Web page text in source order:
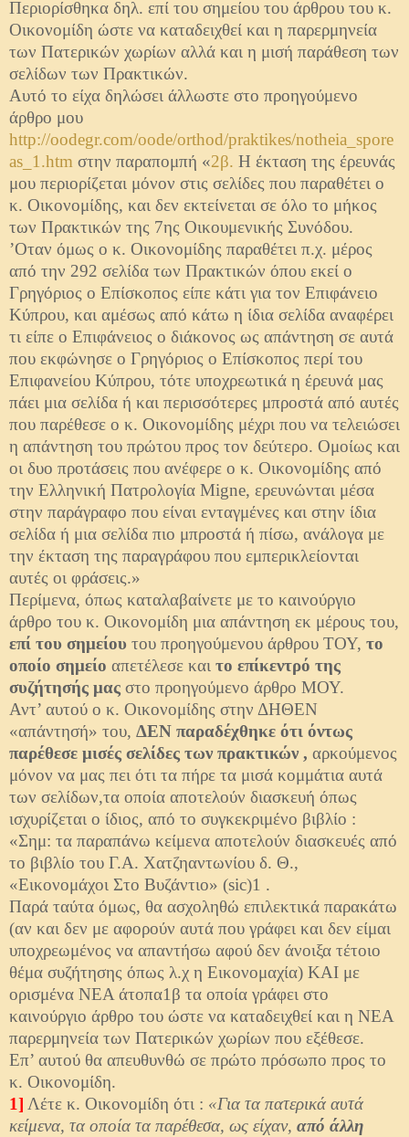
Περιορίσθηκα δηλ. επί του σημείου του άρθρου του κ.
Οικονομίδη ώστε να καταδειχθεί και η παρερμηνεία
των Πατερικών χωρίων αλλά και η μισή παράθεση των
σελίδων των Πρακτικών.
Αυτό το είχα δηλώσει άλλωστε στο προηγούμενο
άρθρο μου
http://oodegr.com/oode/orthod/praktikes/notheia_spore
as_1.htm στην παραπομπή «2β. Η έκταση της έρευνάς
μου περιορίζεται μόνον στις σελίδες που παραθέτει ο
κ. Οικονομίδης, και δεν εκτείνεται σε όλο το μήκος
των Πρακτικών της 7ης Οικουμενικής Συνόδου.
’Οταν όμως ο κ. Οικονομίδης παραθέτει π.χ. μέρος
από την 292 σελίδα των Πρακτικών όπου εκεί ο
Γρηγόριος ο Επίσκοπος είπε κάτι για τον Επιφάνειο
Κύπρου, και αμέσως από κάτω η ίδια σελίδα αναφέρει
τι είπε ο Επιφάνειος ο διάκονος ως απάντηση σε αυτά
που εκφώνησε ο Γρηγόριος ο Επίσκοπος περί του
Επιφανείου Κύπρου, τότε υποχρεωτικά η έρευνά μας
πάει μια σελίδα ή και περισσότερες μπροστά από αυτές
που παρέθεσε ο κ. Οικονομίδης μέχρι που να τελειώσει
η απάντηση του πρώτου προς τον δεύτερο. Ομοίως και
οι δυο προτάσεις που ανέφερε ο κ. Οικονομίδης από
την Ελληνική Πατρολογία Migne, ερευνώνται μέσα
στην παράγραφο που είναι ενταγμένες και στην ίδια
σελίδα ή μια σελίδα πιο μπροστά ή πίσω, ανάλογα με
την έκταση της παραγράφου που εμπερικλείονται
αυτές οι φράσεις.»
Περίμενα, όπως καταλαβαίνετε με το καινούργιο
άρθρο του κ. Οικονομίδη μια απάντηση εκ μέρους του,
επί του σημείου του προηγούμενου άρθρου ΤΟΥ, το
οποίο σημείο απετέλεσε και το επίκεντρό της
συζήτησής μας στο προηγούμενο άρθρο ΜΟΥ.
Αντ’ αυτού ο κ. Οικονομίδης στην ΔΗΘΕΝ
«απάντησή» του, ΔΕΝ παραδέχθηκε ότι όντως
παρέθεσε μισές σελίδες των πρακτικών , αρκούμενος
μόνον να μας πει ότι τα πήρε τα μισά κομμάτια αυτά
των σελίδων,τα οποία αποτελούν διασκευή όπως
ισχυρίζεται ο ίδιος, από το συγκεκριμένο βιβλίο :
«Σημ: τα παραπάνω κείμενα αποτελούν διασκευές από
το βιβλίο του Γ.Α. Χατζηαντωνίου δ. Θ.,
«Εικονομάχοι Στο Βυζάντιο» (sic)1 .
Παρά ταύτα όμως, θα ασχοληθώ επιλεκτικά παρακάτω
(αν και δεν με αφορούν αυτά που γράφει και δεν είμαι
υποχρεωμένος να απαντήσω αφού δεν άνοιξα τέτοιο
θέμα συζήτησης όπως λ.χ η Εικονομαχία) ΚΑΙ με
ορισμένα ΝΕΑ άτοπα1β τα οποία γράφει στο
καινούργιο άρθρο του ώστε να καταδειχθεί και η ΝΕΑ
παρερμηνεία των Πατερικών χωρίων που εξέθεσε.
Επ’ αυτού θα απευθυνθώ σε πρώτο πρόσωπο προς το
κ. Οικονομίδη.
1] Λέτε κ. Οικονομίδη ότι : «Για τα πατερικά αυτά
κείμενα, τα οποία τα παρέθεσα, ως είχαν, από άλλη